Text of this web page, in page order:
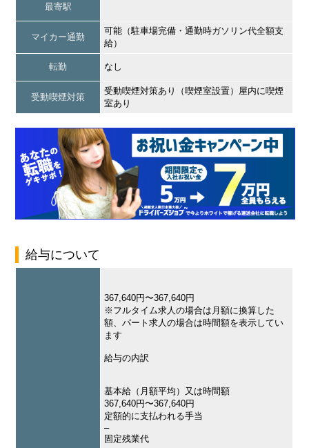
最寄駅
マイカー通勤
可能（駐車場完備・通勤時ガソリン代全額支
給）
転勤 なし
受動喫煙対策
受動喫煙対策あり（喫煙室設置）屋内に喫煙
室あり
給与について
367,640円〜367,640円
※フルタイム求人の場合は月額に換算した
額、パート求人の場合は時間額を表示してい
ます
給与の内訳
基本給（月額平均）又は時間額
367,640円〜367,640円
定額的に支払われる手当
–
固定残業代